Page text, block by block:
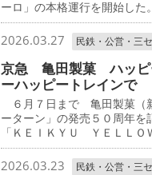
ーロ」の本格運行を開始した。
2026.03.27 民鉄・公営・三
京急 亀田製菓 ハッピ
ーハッピートレインで
６月７日まで 亀田製菓（
ーターン」の発売５０周年
「ＫＥＩＫＹＵ ＹＥＬＬ
2026.03.23 民鉄・公営・三